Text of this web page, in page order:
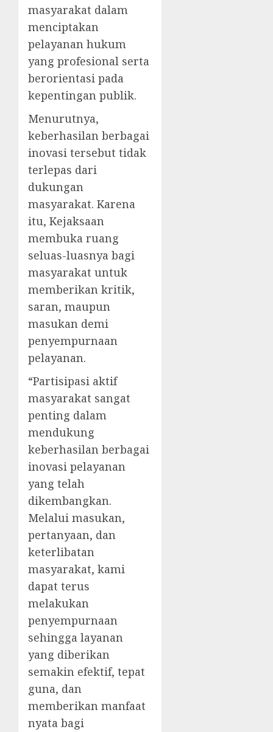
masyarakat dalam
menciptakan
pelayanan hukum
yang profesional serta
berorientasi pada
kepentingan publik.
Menurutnya,
keberhasilan berbagai
inovasi tersebut tidak
terlepas dari
dukungan
masyarakat. Karena
itu, Kejaksaan
membuka ruang
seluas-luasnya bagi
masyarakat untuk
memberikan kritik,
saran, maupun
masukan demi
penyempurnaan
pelayanan.
“Partisipasi aktif
masyarakat sangat
penting dalam
mendukung
keberhasilan berbagai
inovasi pelayanan
yang telah
dikembangkan.
Melalui masukan,
pertanyaan, dan
keterlibatan
masyarakat, kami
dapat terus
melakukan
penyempurnaan
sehingga layanan
yang diberikan
semakin efektif, tepat
guna, dan
memberikan manfaat
nyata bagi